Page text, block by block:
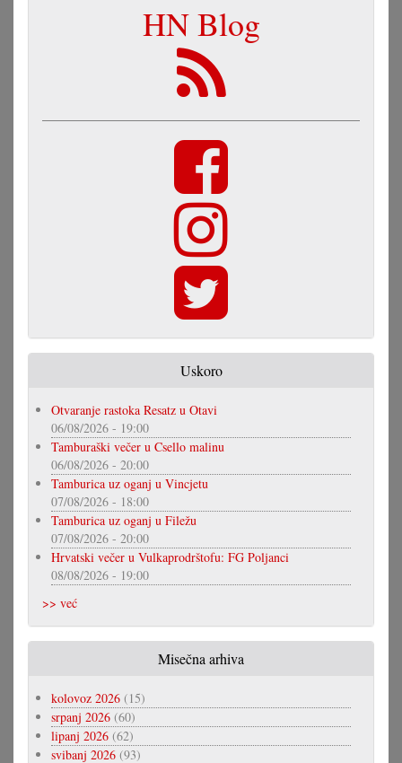
HN Blog
Uskoro
Otvaranje rastoka Resatz u Otavi
06/08/2026 - 19:00
Tamburaški večer u Csello malinu
06/08/2026 - 20:00
Tamburica uz oganj u Vincjetu
07/08/2026 - 18:00
Tamburica uz oganj u Filežu
07/08/2026 - 20:00
Hrvatski večer u Vulkaprodrštofu: FG Poljanci
08/08/2026 - 19:00
>> već
Misečna arhiva
kolovoz 2026 (15)
srpanj 2026 (60)
lipanj 2026 (62)
svibanj 2026 (93)